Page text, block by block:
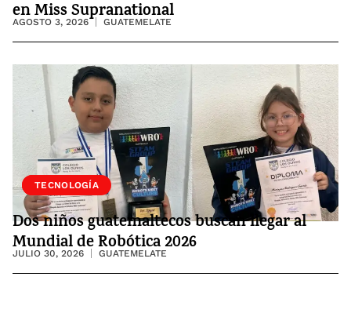
en Miss Supranational
AGOSTO 3, 2026 GUATEMELATE
SOCIEDAD
TECNOLOGÍA
Dos niños guatemaltecos buscan llegar al
Mundial de Robótica 2026
JULIO 30, 2026 GUATEMELATE